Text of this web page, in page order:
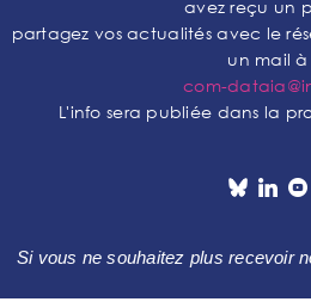
avez reçu un
partagez vos actualités avec le
un mail à
com-
L'info sera publiée dans la
Si vous ne souhaitez plus recevoir